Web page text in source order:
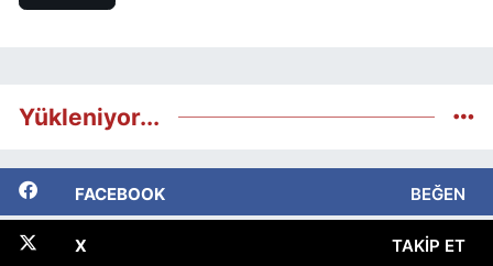
Yükleniyor...
FACEBOOK BEĞEN
X TAKIP ET